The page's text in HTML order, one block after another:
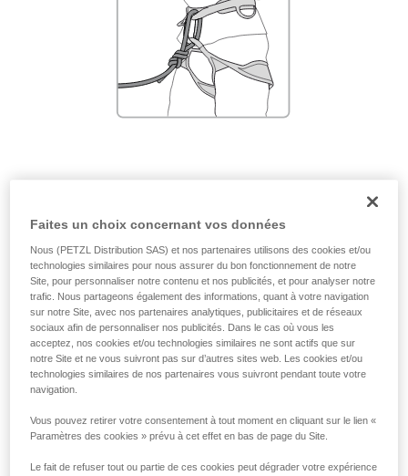
Solution :faire systématiquement un nœud en bout de
corde.
Et vérifier la longueur des voies sur le topo.
Faites un choix concernant vos données
Nous (PETZL Distribution SAS) et nos partenaires utilisons des cookies et/ou
technologies similaires pour nous assurer du bon fonctionnement de notre
Site, pour personnaliser notre contenu et nos publicités, et pour analyser notre
trafic. Nous partageons également des informations, quant à votre navigation
sur notre Site, avec nos partenaires analytiques, publicitaires et de réseaux
sociaux afin de personnaliser nos publicités. Dans le cas où vous les
acceptez, nos cookies et/ou technologies similaires ne sont actifs que sur
notre Site et ne vous suivront pas sur d’autres sites web. Les cookies et/ou
technologies similaires de nos partenaires vous suivront pendant toute votre
navigation.
Vous pouvez retirer votre consentement à tout moment en cliquant sur le lien «
Paramètres des cookies » prévu à cet effet en bas de page du Site.
Le fait de refuser tout ou partie de ces cookies peut dégrader votre expérience